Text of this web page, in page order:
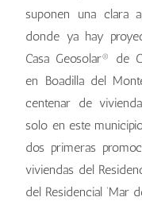
suponen una clara
donde ya hay
Casa Geosolar® de
en Boadilla del
centenar de
solo en este
dos primeras
viviendas del
del Residencial ‘Mar